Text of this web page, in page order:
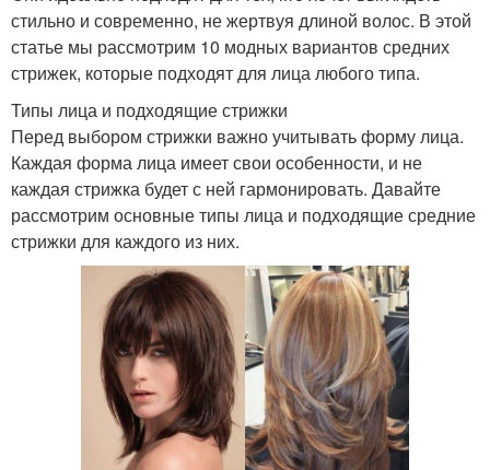
стильно и современно, не жертвуя длиной волос. В этой
статье мы рассмотрим 10 модных вариантов средних
стрижек, которые подходят для лица любого типа.
Типы лица и подходящие стрижки
Перед выбором стрижки важно учитывать форму лица.
Каждая форма лица имеет свои особенности, и не
каждая стрижка будет с ней гармонировать. Давайте
рассмотрим основные типы лица и подходящие средние
стрижки для каждого из них.